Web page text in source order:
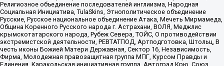
Религиозное объединение последователей инглиизма, Народная
Социальная Инициатива, TulaSkins, Этнополитическое объединение
Русские, Русское национальное объединение Атака, Мечеть Мирмамеда,
Община Коренного Русского народа г. Астрахани, ВОЛЯ, Меджлис
крымскотатарского народа, Рубеж Севера, ТОЙС, О противодействии
экстремистской деятельности, РЕВТАТПОД, Артподготовка, Штольц, В
честь иконы Божией Матери Державная, Сектор 16, Независимость,
Фирма, Молодежная правозащитная группа МПГ, Курсом Правды и
Единения, Каракольская инициативная группа, Автоград Крю, Союз